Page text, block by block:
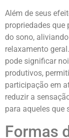
Além de seus
propriedades
do sono,
relaxamento
pode significar
produtivos,
participação em
reduzir a
para aqueles que
Formas